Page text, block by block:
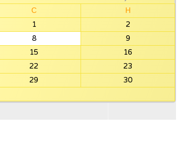
С
Н
1
2
8
9
15
16
22
23
29 30